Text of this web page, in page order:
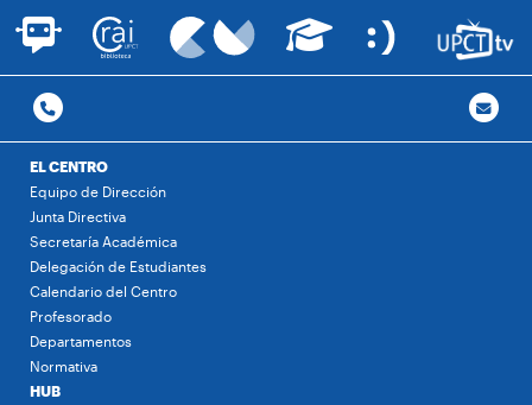
EL CENTRO
Equipo de Dirección
Junta Directiva
Secretaría Académica
Delegación de Estudiantes
Calendario del Centro
Profesorado
Departamentos
Normativa
HUB